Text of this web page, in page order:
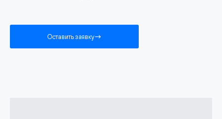
Оставить заявку